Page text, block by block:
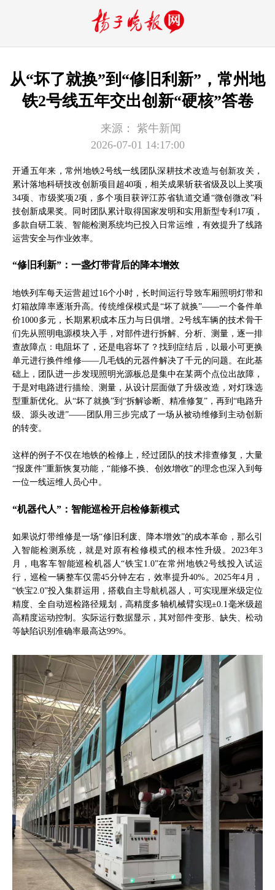
从“坏了就换”到“修旧利新”，常州地
铁2号线五年交出创新“硬核”答卷
来源：
紫牛新闻
2026-07-01 14:17:00
开通五年来，常州地铁2号线一线团队深耕技术改造与创新攻关，
累计落地科研技改创新项目超40项，相关成果斩获省级及以上奖项
34项、市级奖项2项，多个项目获评江苏省轨道交通“微创微改”科
技创新成果奖。同时团队累计取得国家发明和实用新型专利17项，
多款自研工装、智能检测系统均已投入日常运维，有效提升了线路
运营安全与作业效率。
“修旧利新”：一盏灯带背后的降本增效
地铁列车每天运营超过16个小时，长时间运行导致车厢照明灯带和
灯箱故障率逐渐升高。传统维保模式是“坏了就换”——一个备件单
价1000多元，长期累积成本压力与日俱增。2号线车辆的技术骨干
们先从照明电源模块入手，对部件进行拆解、分析、测量，逐一排
查故障点：电阻坏了，还是电容坏了？找到症结后，以最小可更换
单元进行换件维修——几毛钱的元器件解决了千元的问题。在此基
础上，团队进一步发现照明光源板总是集中在某两个点位出故障，
于是对电路进行描绘、测量，从设计层面做了升级改造，对灯珠选
型重新优化。从“坏了就换”到“拆解诊断、精准修复”，再到“电路升
级、源头改进”——团队用三步完成了一场从被动维修到主动创新
的转变。
这样的例子不仅在地铁的检修上，经过团队的技术排查修复，大量
“报废件”重新恢复功能，“能修不换、创效增收”的理念也深入到每
一位一线运维人员心中。
“机器代人”：智能巡检开启检修新模式
如果说灯带维修是一场“修旧利废、降本增效”的成本革命，那么引
入智能检测系统，就是对原有检修模式的根本性升级。2023年3
月，电客车智能巡检机器人“铁宝1.0”在常州地铁2号线投入试运
行，巡检一辆整车仅需45分钟左右，效率提升40%。2025年4月，
“铁宝2.0”投入集群运用，搭载自主导航机器人，可实现厘米级定位
精度、全自动巡检路径规划，高精度多轴机械臂实现±0.1毫米级超
高精度运动控制。实际运行数据显示，其对部件变形、缺失、松动
等缺陷识别准确率最高达99%。